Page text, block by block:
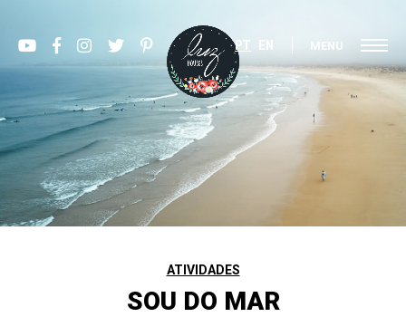
PT EN MENU
ATIVIDADES
SOU DO MAR